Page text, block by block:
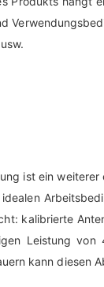
ist ein
kalibrierte
Leistung
kann diesen